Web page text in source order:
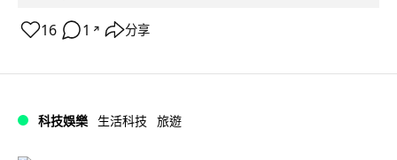
16 1 ↗ 分享
科技娛樂 生活科技 旅遊